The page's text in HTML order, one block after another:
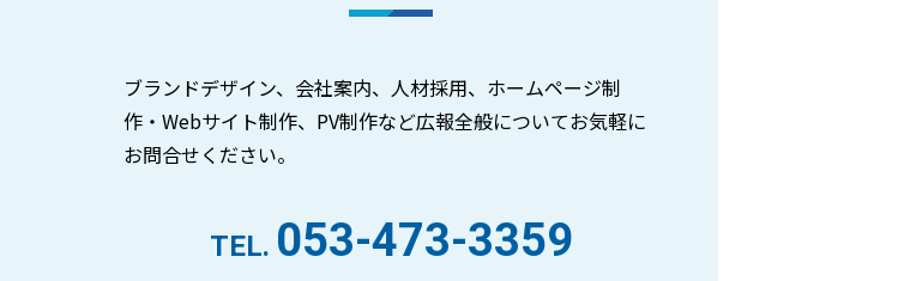
ブランドデザイン、会社案内、人材採用、ホームページ制
作・Webサイト制作、PV制作など広報全般についてお気軽に
お問合せください。
TEL. 053-473-3359